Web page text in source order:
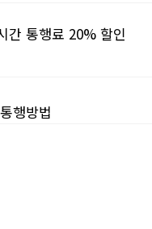
간 통행료 20% 할인
행방법